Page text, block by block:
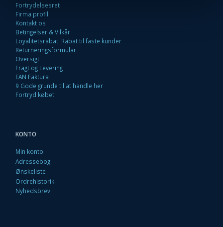
Fortrydelsesret
Firma profil
Kontakt os
Betingelser & Vilkår
Loyalitetsrabat. Rabat til faste kunder
Returneringsformular
Oversigt
Fragt og Levering
EAN Faktura
9 Gode grunde til at handle her
Fortryd købet
KONTO
Min konto
Adressebog
Ønskeliste
Ordrehistorik
Nyhedsbrev